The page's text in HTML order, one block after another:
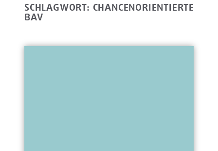
SCHLAGWORT: CHANCENORIENTIERTE
BAV